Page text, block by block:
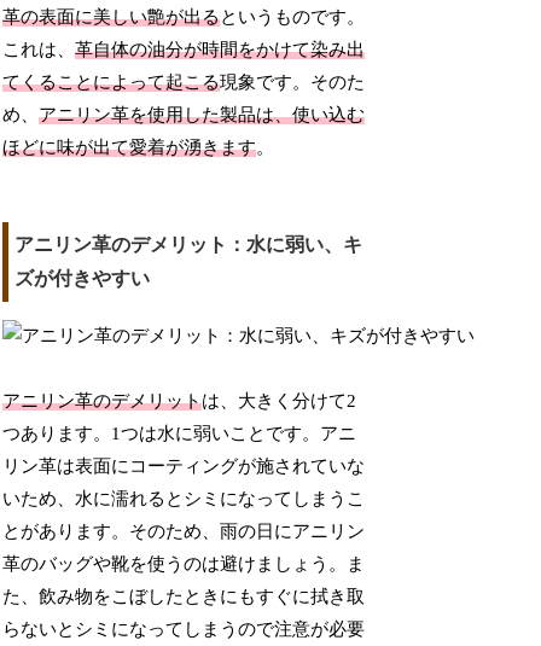
革の表面に美しい艶が出るというものです。
これは、革自体の油分が時間をかけて染み出
てくることによって起こる現象です。そのた
め、アニリン革を使用した製品は、使い込む
ほどに味が出て愛着が湧きます。
アニリン革のデメリット：水に弱い、キ
ズが付きやすい
アニリン革のデメリットは、大きく分けて2
つあります。1つは水に弱いことです。アニ
リン革は表面にコーティングが施されていな
いため、水に濡れるとシミになってしまうこ
とがあります。そのため、雨の日にアニリン
革のバッグや靴を使うのは避けましょう。ま
た、飲み物をこぼしたときにもすぐに拭き取
らないとシミになってしまうので注意が必要